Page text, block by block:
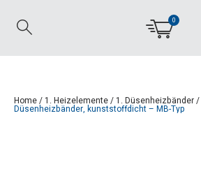
0
Home/1. Heizelemente/1. Düsenheizbänder/
Düsenheizbänder, kunststoffdicht – MB-Typ